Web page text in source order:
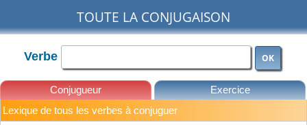
TOUTE LA CONJUGAISON
Verbe OK
Conjugueur Exercice
Lexique de tous les verbes à conjuguer